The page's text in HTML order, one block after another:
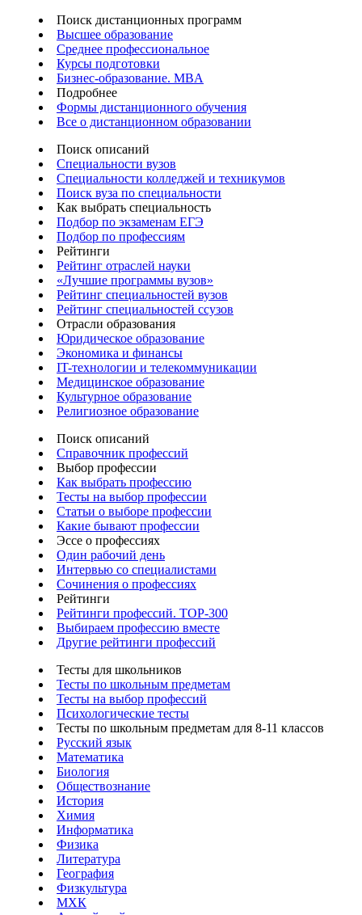
Поиск дистанционных программ
Высшее образование
Среднее профессиональное
Курсы подготовки
Бизнес-образование. MBA
Подробнее
Формы дистанционного обучения
Все о дистанционном образовании
Поиск описаний
Специальности вузов
Специальности колледжей и техникумов
Поиск вуза по специальности
Как выбрать специальность
Подбор по экзаменам ЕГЭ
Подбор по профессиям
Рейтинги
Рейтинг отраслей науки
«Лучшие программы вузов»
Рейтинг специальностей вузов
Рейтинг специальностей ссузов
Отрасли образования
Юридическое образование
Экономика и финансы
IT-технологии и телекоммуникации
Медицинское образование
Культурное образование
Религиозное образование
Поиск описаний
Справочник профессий
Выбор профессии
Как выбрать профессию
Тесты на выбор профессии
Статьи о выборе профессии
Какие бывают профессии
Эссе о профессиях
Один рабочий день
Интервью со специалистами
Сочинения о профессиях
Рейтинги
Рейтинги профессий. TOP-300
Выбираем профессию вместе
Другие рейтинги профессий
Тесты для школьников
Тесты по школьным предметам
Тесты на выбор профессий
Психологические тесты
Тесты по школьным предметам для 8-11 классов
Русский язык
Математика
Биология
Обществознание
История
Химия
Информатика
Физика
Литература
География
Физкультура
МХК